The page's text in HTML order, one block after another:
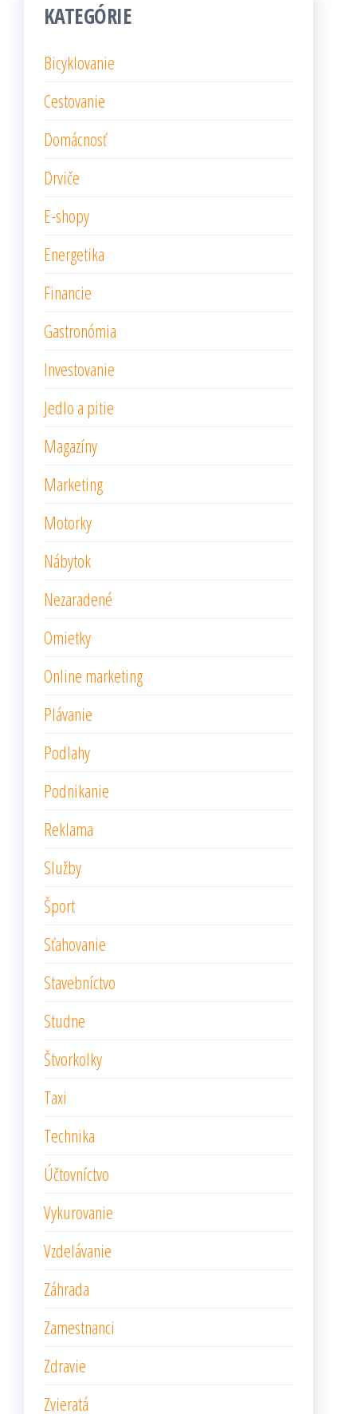
KATEGÓRIE
Bicyklovanie
Cestovanie
Domácnosť
Drviče
E-shopy
Energetika
Financie
Gastronómia
Investovanie
Jedlo a pitie
Magazíny
Marketing
Motorky
Nábytok
Nezaradené
Omietky
Online marketing
Plávanie
Podlahy
Podnikanie
Reklama
Služby
Šport
Sťahovanie
Stavebníctvo
Studne
Štvorkolky
Taxi
Technika
Účtovníctvo
Vykurovanie
Vzdelávanie
Záhrada
Zamestnanci
Zdravie
Zvieratá